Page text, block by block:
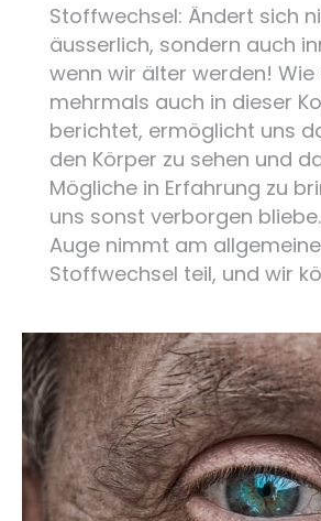
Stoffwechsel: Ändert sich
äusserlich, sondern auch
wenn wir älter werden! Wie
mehrmals auch in dieser
berichtet, ermöglicht uns
den Körper zu sehen und
Mögliche in Erfahrung zu
uns sonst verborgen
Auge nimmt am
Stoffwechsel teil, und wir